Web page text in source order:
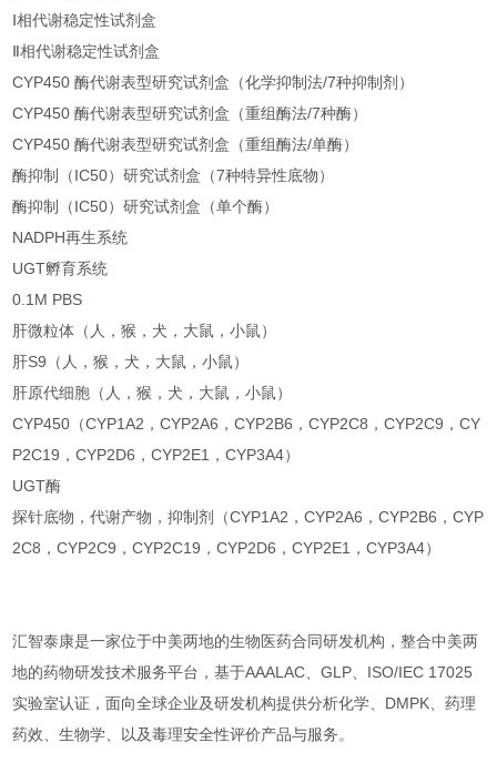
Ⅰ相代谢稳定性试剂盒
Ⅱ相代谢稳定性试剂盒
CYP450 酶代谢表型研究试剂盒（化学抑制法/7种抑制剂）
CYP450 酶代谢表型研究试剂盒（重组酶法/7种酶）
CYP450 酶代谢表型研究试剂盒（重组酶法/单酶）
酶抑制（IC50）研究试剂盒（7种特异性底物）
酶抑制（IC50）研究试剂盒（单个酶）
NADPH再生系统
UGT孵育系统
0.1M PBS
肝微粒体（人，猴，犬，大鼠，小鼠）
肝S9（人，猴，犬，大鼠，小鼠）
肝原代细胞（人，猴，犬，大鼠，小鼠）
CYP450（CYP1A2，CYP2A6，CYP2B6，CYP2C8，CYP2C9，CY
P2C19，CYP2D6，CYP2E1，CYP3A4）
UGT酶
探针底物，代谢产物，抑制剂（CYP1A2，CYP2A6，CYP2B6，CYP
2C8，CYP2C9，CYP2C19，CYP2D6，CYP2E1，CYP3A4）
汇智泰康是一家位于中美两地的生物医药合同研发机构，整合中美两
地的药物研发技术服务平台，基于AAALAC、GLP、ISO/IEC 17025
实验室认证，面向全球企业及研发机构提供分析化学、DMPK、药理
药效、生物学、以及毒理安全性评价产品与服务。